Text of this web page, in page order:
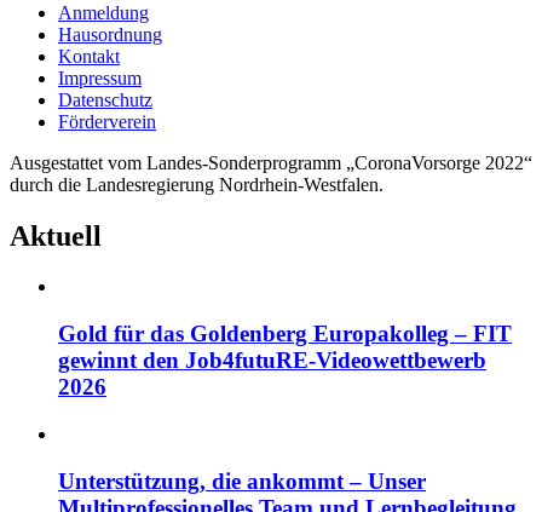
Anmeldung
Hausordnung
Kontakt
Impressum
Datenschutz
Förderverein
Ausgestattet vom Landes-Sonderprogramm „CoronaVorsorge 2022“
durch die Landesregierung Nordrhein-Westfalen.
Aktuell
Gold für das Goldenberg Europakolleg – FIT
gewinnt den Job4futuRE-Videowettbewerb
2026
Unterstützung, die ankommt – Unser